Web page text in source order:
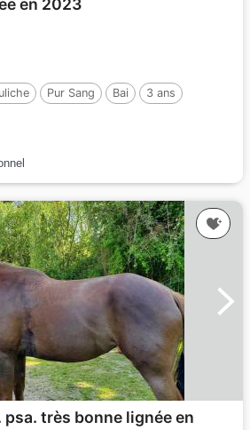
en 2023
Pur Sang Bai
3 ans
très bonne lignée en